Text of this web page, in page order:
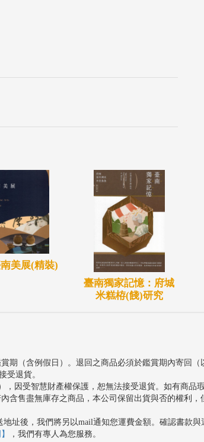
美展(精裝)
臺南獨家記憶：府城
米糕栫(餞)研究
期（含例假日）。退回之商品必須於鑑賞期內寄回
受退貨。
因受智慧財產權保護，恕無法接受退貨。如有商品
含售盡無庫存之商品，本公司保留出貨與否的權利
址後，我們將另以mail通知您運費金額。確認書款
，我們有專人為您服務。